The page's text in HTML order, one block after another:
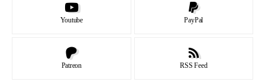
Youtube PayPal
Patreon RSS Feed